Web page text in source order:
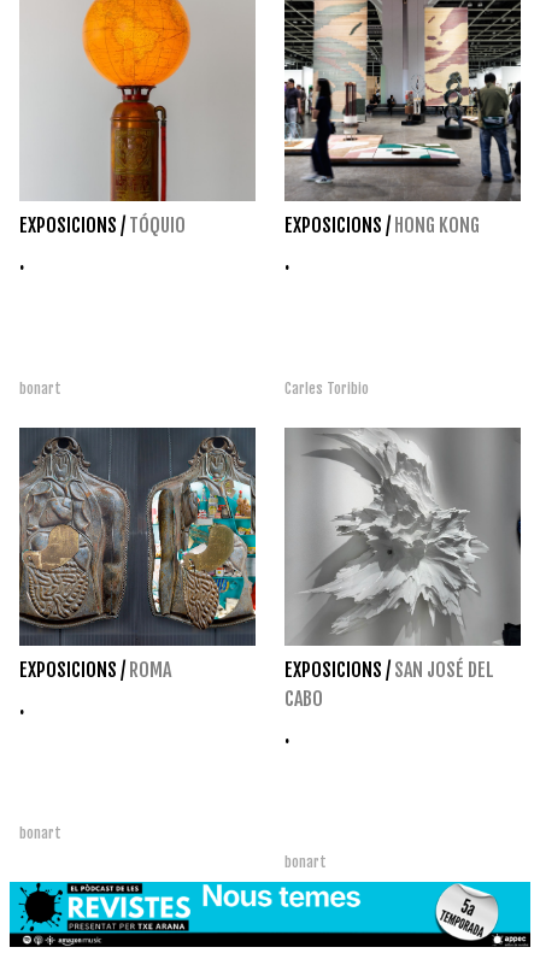
EXPOSICIONS / TÓQUIO
.
bonart
EXPOSICIONS / HONG KONG
.
Carles Toribio
EXPOSICIONS / ROMA
.
bonart
EXPOSICIONS / SAN JOSÉ DEL
CABO
.
bonart